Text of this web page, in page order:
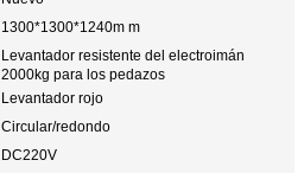
1300*1300*1240m m
Levantador resistente del electroimán
2000kg para los pedazos
Levantador rojo
Circular/redondo
DC220V